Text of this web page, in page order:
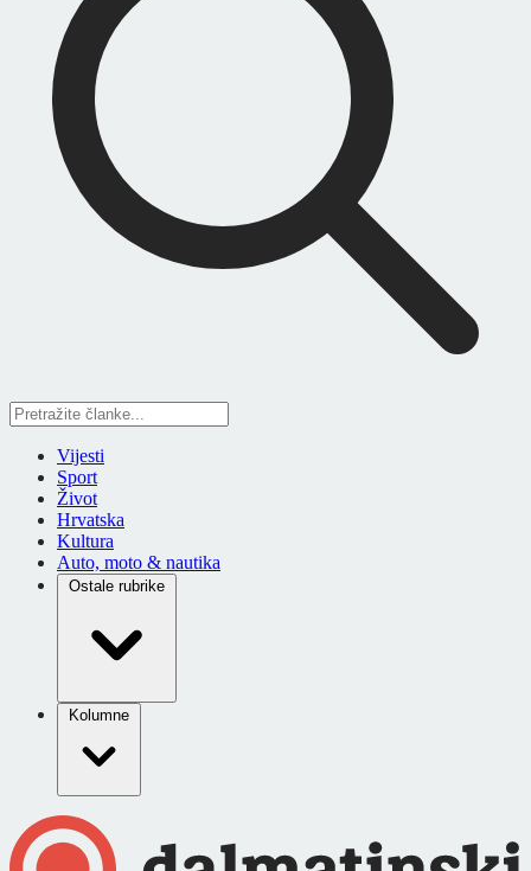
Vijesti
Sport
Život
Hrvatska
Kultura
Auto, moto & nautika
Ostale rubrike
Kolumne